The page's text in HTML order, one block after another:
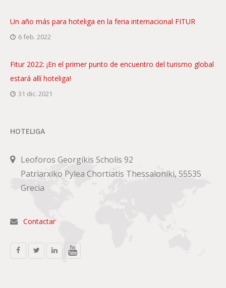
Un año más para hoteliga en la feria internacional FITUR
6 feb. 2022
Fitur 2022: ¡En el primer punto de encuentro del turismo global
estará allí hoteliga!
31 dic. 2021
HOTELIGA
Leoforos Georgikis Scholis 92
Patriarxiko Pylea Chortiatis Thessaloniki, 55535
Grecia
Contactar